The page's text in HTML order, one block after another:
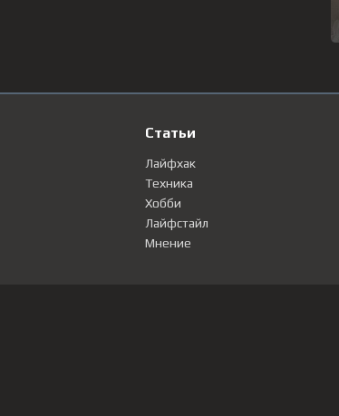
Статьи
Лайфхак
Техника
Хобби
Лайфстайл
Мнение